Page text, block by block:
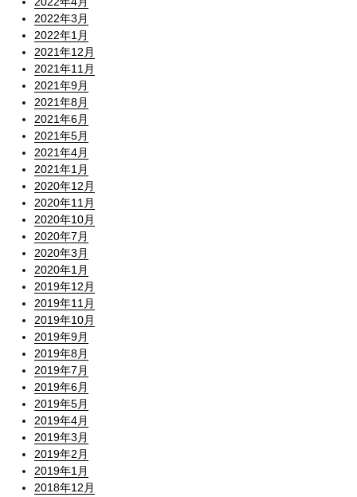
2022年3月
2022年1月
2021年12月
2021年11月
2021年9月
2021年8月
2021年6月
2021年5月
2021年4月
2021年1月
2020年12月
2020年11月
2020年10月
2020年7月
2020年3月
2020年1月
2019年12月
2019年11月
2019年10月
2019年9月
2019年8月
2019年7月
2019年6月
2019年5月
2019年4月
2019年3月
2019年2月
2019年1月
2018年12月